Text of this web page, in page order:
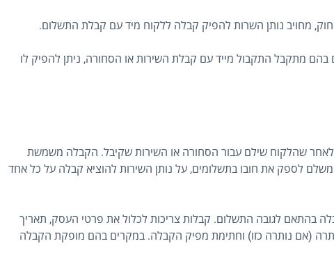
מחויב נותן השרות להפיק קבלה ללקוח מיד עם קבלת התשלום.
מתקבל התקבול מייד עם קבלת השירות או הסחורה, ניתן להפיק לו
שהלקוח שילם עבור הסחורה או השירות שקיבל. הקבלה משמשת
לספק את חובו בתשלומים, על נותן השירות להוציא קבלה על כל אחד
בהתאם לגובה התשלום. קבלות צריכות לכלול את פרטי העסק, תאריך
(אם נותרה כזו) וחתימת מפיק הקבלה. במקרים בהם מופקת הקבלה